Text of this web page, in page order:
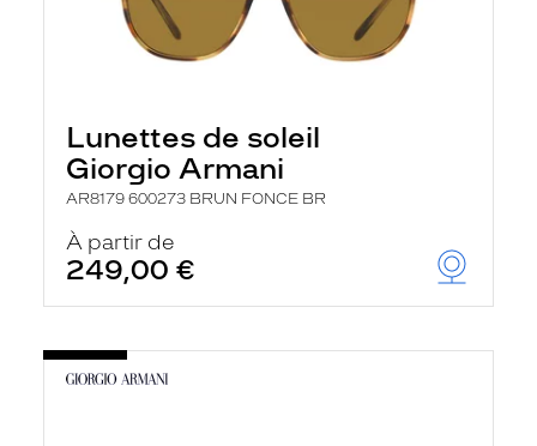
Lunettes de soleil
Giorgio Armani
AR8179 600273 BRUN FONCE BR
À partir de
249,00 €